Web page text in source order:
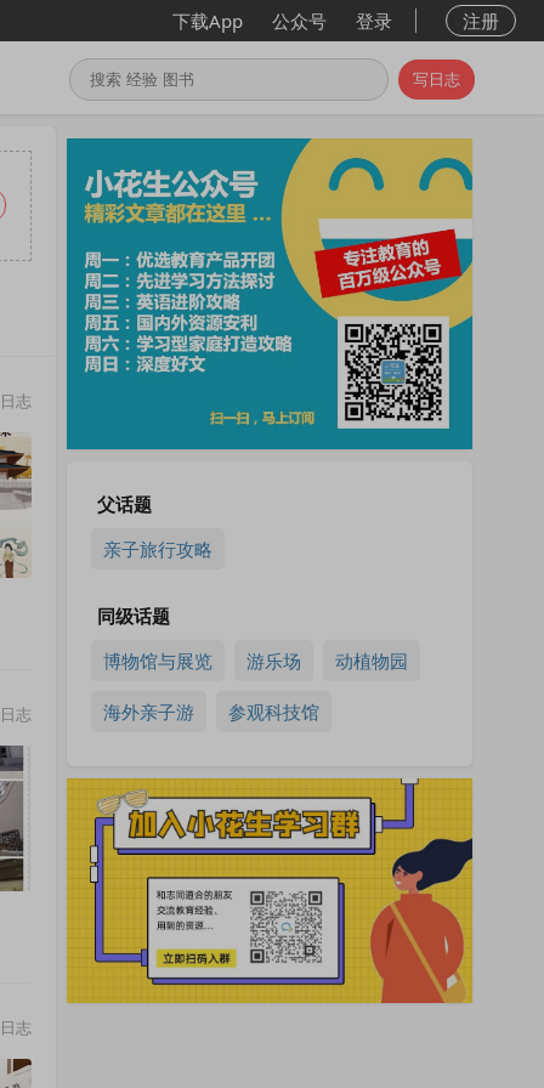
下载App 公众号 登录 注册
写日志
日志
日志
日志
父话题
亲子旅行攻略
同级话题
博物馆与展览
游乐场 动植物园
海外亲子游 参观科技馆